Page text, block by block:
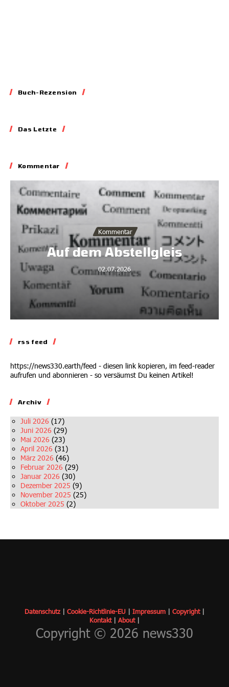
Buch-Rezension
Das Letzte
31.05.2026
Kommentar
Kommentar
Auf dem Abstellgleis
02.07.2026
rss feed
https://news330.earth/feed - diesen link kopieren, im feed-reader
aufrufen und abonnieren - so versäumst Du keinen Artikel!
Archiv
Juli 2026 (17)
Juni 2026 (29)
Mai 2026 (23)
April 2026 (31)
März 2026 (46)
Februar 2026 (29)
Januar 2026 (30)
Dezember 2025 (9)
November 2025 (25)
Oktober 2025 (2)
Datenschutz | Cookie-Richtlinie-EU | Impressum | Copyright|
Kontakt| About|
Copyright © 2026 news330